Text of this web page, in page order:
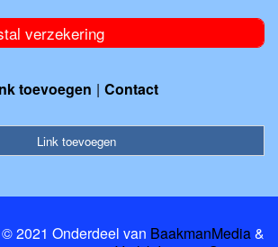
verzekering
toevoegen Contact
Link toevoegen
2021 Onderdeel van BaakmanMedia&